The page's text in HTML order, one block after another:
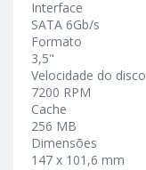
Interface
SATA 6Gb/s
Formato
3,5"
Velocidade do disco
7200 RPM
Cache
256 MB
Dimensões
147 x 101,6 mm